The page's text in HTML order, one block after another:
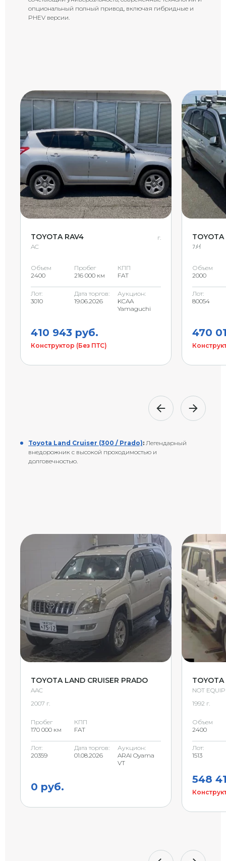
опциональный полный привод, включая гибридные и
PHEV версии.
TOYOTA RAV4
AC
г.
Объем
2400
Пробег
216 000 км
КПП
FAT
Лот:
3010
Дата торгов:
19.06.2026
Аукцион:
KCAA
Yamaguchi
410 943 руб.
Конструктор (Без ПТС)
TOYOTA
ﾌﾒｲ
Объем
2000
Лот:
80054
470
Toyota Land Cruiser (300 / Prado): Легендарный
внедорожник с высокой проходимостью и
долговечностью.
TOYOTA LAND CRUISER PRADO
AAC
2007 г.
Пробег
170 000 км
КПП
FAT
Лот:
20359
Дата торгов:
01.08.2026
Аукцион:
ARAI Oyama
VT
0 руб.
TOYOTA
NOT
1992 г.
Объем
2400
Лот:
1513
548